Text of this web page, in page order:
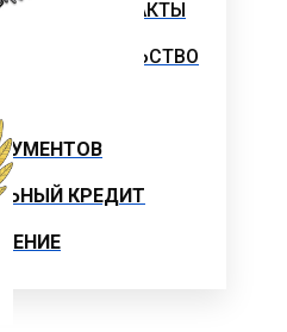
АКТЫ
КРЕДИТ